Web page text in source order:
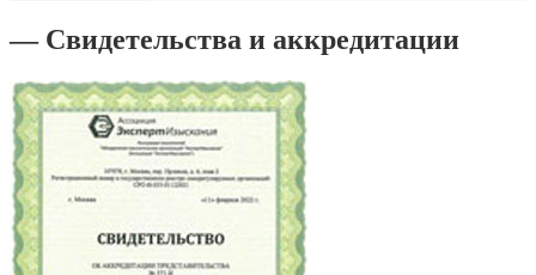
— Свидетельства и аккредитации